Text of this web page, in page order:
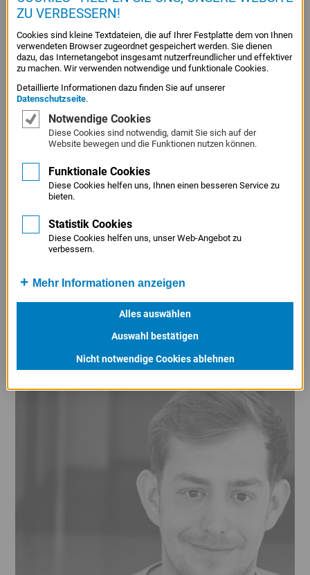
Kunsthistorisch versierten Betrachtern dürfte das Motiv
bekannt vorkommen. Ferdinand Hodler schuf 1892 das
große symbolistische Gemälde der „Lebensmüden“
(Neue Pinakothek), fünf stummer Gesellen auf einer
Bank, denen jede Kommunikation mit der Außenwelt
abhanden gekommen zu sein scheint. Der mittlere, den
man wie eine pessimistische Christusfigur bei einem
kraftlos auf der Bank abgelegt. Bei Loske hält er als
Einziger das Handy nur mit der Linken, während die
Mails, Posts oder Tweets gecheckt werden – die
Kommunikation zwischen nahen Menschen findet jedoch
DER KÜNSTLER
ZU VERBESSERN!
Cookies sind kleine Textdateien, die auf Ihrer Festplatte dem von Ihnen
verwendeten Browser zugeordnet gespeichert werden. Sie dienen
dazu, das Internetangebot insgesamt nutzerfreundlicher und effektiver
zu machen. Wir verwenden notwendige und funktionale Cookies.
Detaillierte Informationen dazu finden Sie auf unserer
Datenschutzseite.
Notwendige Cookies
Diese Cookies sind notwendig, damit Sie sich auf der
Website bewegen und die Funktionen nutzen können.
Funktionale Cookies
Diese Cookies helfen uns, Ihnen einen besseren Service zu
bieten.
Statistik Cookies
Diese Cookies helfen uns, unser Web-Angebot zu
verbessern.
Mehr Informationen anzeigen
Alles auswählen
Auswahl bestätigen
Nicht notwendige Cookies ablehnen